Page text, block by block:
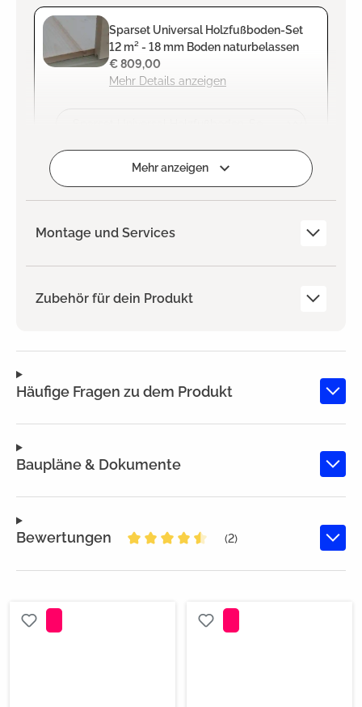
Sparset Universal Holzfußboden-Set
12 m² - 18 mm Boden naturbelassen
Mehr Details anzeigen
€ 809,00
Zum Projekt hinzufügen
Mehr anzeigen
Montage und Services
Zubehör für dein Produkt
Häufige Fragen zu dem Produkt
Baupläne & Dokumente
Bewertungen
(2)